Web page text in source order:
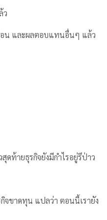
ว
ดือน และผลตอบแทนอื่นๆ แล้ว
ดท้ายธุรกิจยังมีกำไรอยู่รึป่าว
จขาดทุน แปลว่า ตอนนี้เรายัง